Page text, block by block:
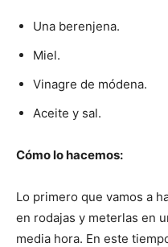
Una berenjena.
Miel.
Vinagre de módena.
Aceite y sal.
Cómo lo hacemos:
Lo primero que vamos a
en rodajas y meterlas en
media hora. En este